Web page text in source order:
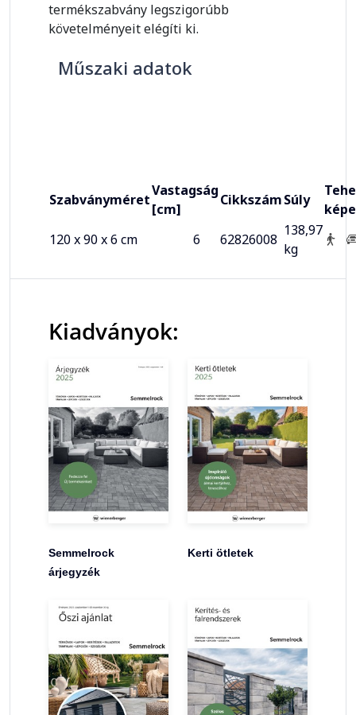
termékszabvány legszigorúbb
követelményeit elégíti ki.
Műszaki adatok
Szabványméret
Vastagság
[cm]
CikkszámSúly
120 x 90 x 6 cm
6 62826008
138,97
kg
Kiadványok:
Semmelrock
árjegyzék
Kerti ötletek